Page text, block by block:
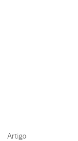
Artigo